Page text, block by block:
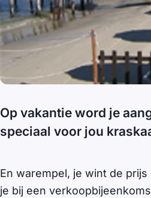
Op vakantie word je
speciaal voor jou
En warempel, je wint de
je bij een